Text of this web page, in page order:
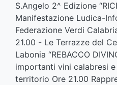
S.Angelo 2^ Edizione
Manifestazione Ludica-
Federazione Verdi
21.00 - Le Terrazze del
Labonia “REBACCO
importanti vini calabresi
territorio Ore 21.00